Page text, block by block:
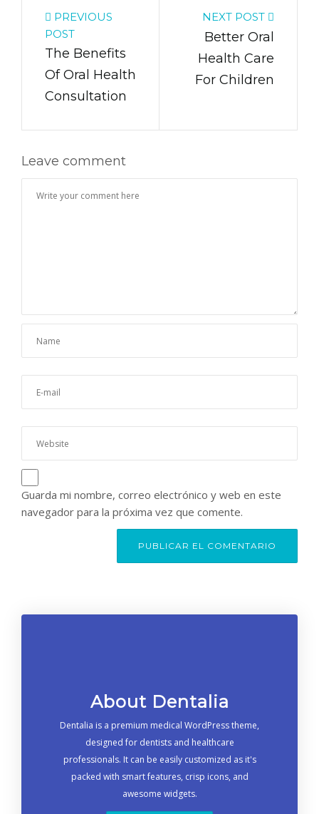
PREVIOUS
POST
The Benefits
Of Oral Health
Consultation
NEXT POST
Better Oral
Health Care
For Children
Leave comment
Guarda mi nombre, correo electrónico y web en este
navegador para la próxima vez que comente.
About Dentalia
Dentalia is a premium medical WordPress theme,
designed for dentists and healthcare
professionals. It can be easily customized as it's
packed with smart features, crisp icons, and
awesome widgets.